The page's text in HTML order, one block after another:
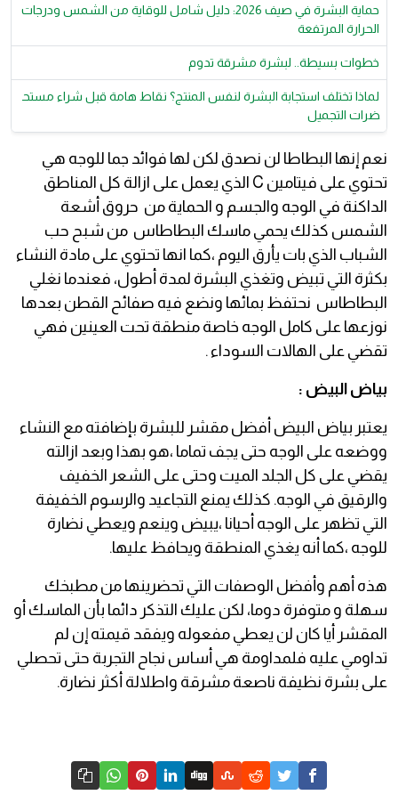
حماية البشرة في صيف 2026: دليل شامل للوقاية من الشمس ودرجات
الحرارة المرتفعة
خطوات بسيطة.. لبشرة مشرقة تدوم
لماذا تختلف استجابة البشرة لنفس المنتج؟ نقاط هامة قبل شراء مستح
ضرات التجميل
نعم إنها البطاطا لن نصدق لكن لها فوائد جما للوجه هي
تحتوي على فيتامين C الذي يعمل على ازالة كل المناطق
الداكنة في الوجه والجسم و الحماية من حروق أشعة
الشمس كذلك يحمي ماسك البطاطاس من شبح حب
الشباب الذي بات يأرق اليوم ،كما انها تحتوي على مادة النشاء
بكثرة التي تبيض وتغذي البشرة لمدة أطول، فعندما نغلي
البطاطاس نحتفظ بمائها ونضع فيه صفائح القطن بعدها
نوزعها على كامل الوجه خاصة منطقة تحت العينين فهي
تقضي على الهالات السوداء .
بياض البيض :
يعتبر بياض البيض أفضل مقشر للبشرة بإضافته مع النشاء
ووضعه على الوجه حتى يجف تماما ،هو بهذا وبعد ازالته
يقضي على كل الجلد الميت وحتى على الشعر الخفيف
والرقيق في الوجه. كذلك يمنع التجاعيد والرسوم الخفيفة
التي تظهر على الوجه أحيانا ،يبيض وينعم ويعطي نضارة
للوجه ،كما أنه يغذي المنطقة ويحافظ عليها.
هذه أهم وأفضل الوصفات التي تحضرينها من مطبخك
سهلة و متوفرة دوما، لكن عليك التذكر دائما بأن الماسك أو
المقشر أيا كان لن يعطي مفعوله ويفقد قيمته إن لم
تداومي عليه فلمداومة هي أساس نجاح التجربة حتى تحصلي
على بشرة نظيفة ناصعة مشرقة واطلالة أكثر نضارة.